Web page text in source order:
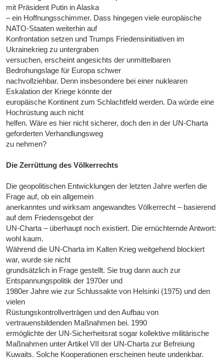
mit Präsident Putin in Alaska
– ein Hoffnungsschimmer. Dass hingegen viele europäische
NATO-Staaten weiterhin auf
Konfrontation setzen und Trumps Friedensinitiativen im
Ukrainekrieg zu untergraben
versuchen, erscheint angesichts der unmittelbaren
Bedrohungslage für Europa schwer
nachvollziehbar. Denn insbesondere bei einer nuklearen
Eskalation der Kriege könnte der
europäische Kontinent zum Schlachtfeld werden. Da würde eine
Hochrüstung auch nicht
helfen. Wäre es hier nicht sicherer, doch den in der UN-Charta
geforderten Verhandlungsweg
zu nehmen?
Die Zerrüttung des Völkerrechts
Die geopolitischen Entwicklungen der letzten Jahre werfen die
Frage auf, ob ein allgemein
anerkanntes und wirksam angewandtes Völkerrecht – basierend
auf dem Friedensgebot der
UN-Charta – überhaupt noch existiert. Die ernüchternde Antwort:
wohl kaum.
Während die UN-Charta im Kalten Krieg weitgehend blockiert
war, wurde sie nicht
grundsätzlich in Frage gestellt. Sie trug dann auch zur
Entspannungspolitik der 1970er und
1980er Jahre wie zur Schlussakte von Helsinki (1975) und den
vielen
Rüstungskontrollverträgen und den Aufbau von
vertrauensbildenden Maßnahmen bei. 1990
ermöglichte der UN-Sicherheitsrat sogar kollektive militärische
Maßnahmen unter Artikel VII der UN-Charta zur Befreiung
Kuwaits. Solche Kooperationen erscheinen heute undenkbar.